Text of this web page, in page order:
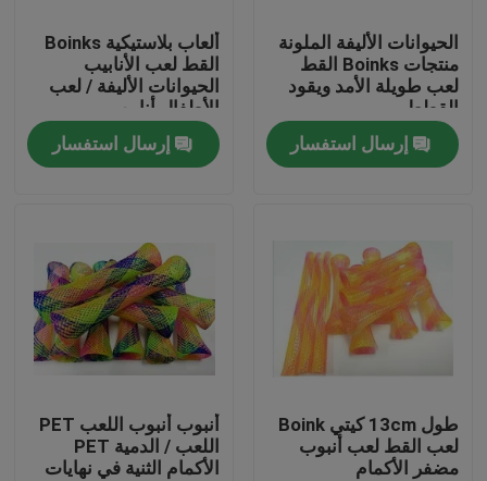
جولة في المعمل
مراقبة الجودة
اطلب اقتباس
مرن pvc أنبوب
أنابيب مرنة مموجة
الحيوانات الأليفة الملونة
منتجات Boinks القط
لعب طويلة الأمد ويقود
القطط
إرسال استفسار
ألعاب بلاستيكية Boinks
القط لعب الأنابيب
الحيوانات الأليفة / لعب
الأطفال أنابيب
إرسال استفسار
طول 13cm كيتي Boink
لعب القط لعب أنبوب
مضفر الأكمام
أنبوب أنبوب اللعب PET
اللعب / الدمية PET
الأكمام الثنية في نهايات